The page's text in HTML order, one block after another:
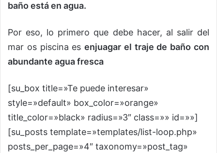
baño está en agua.
Por eso, lo primero que debe hacer, al salir del
mar os piscina esenjuagar el traje de baño con
abundante agua fresca
[su_box title=»Te puede interesar»
style=»default» box_color=»orange»
title_color=»black» radius=»3″ class=»» id=»»]
[su_posts template=»templates/list-loop.php»
posts_per_page=»4″ taxonomy=»post_tag»